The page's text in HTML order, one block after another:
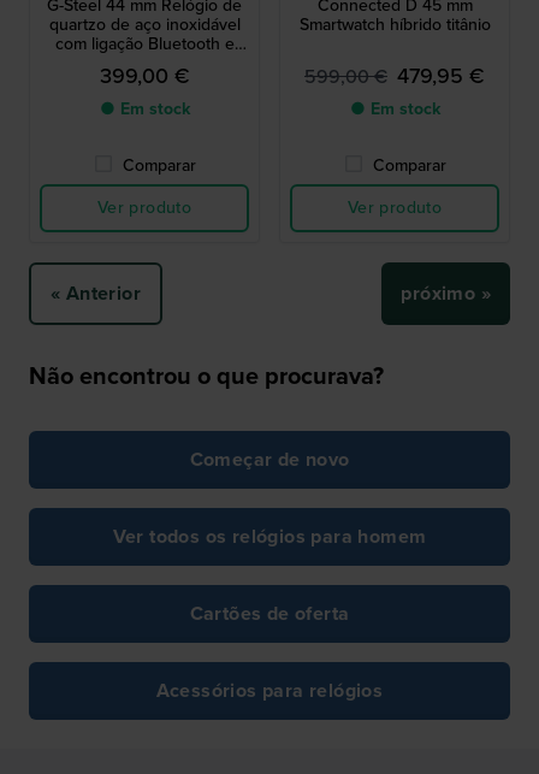
G-Steel 44 mm Relógio de
quartzo de aço inoxidável
com ligação Bluetooth e
alimentado a energia solar
399,00 €
● Em stock
Comparar
Ver produto
Connected D 45 mm
Smartwatch híbrido titânio
599,00 € 479,95 €
● Em stock
Comparar
Ver produto
« Anterior próximo »
Não encontrou o que procurava?
Começar de novo
Ver todos os relógios para homem
Cartões de oferta
Acessórios para relógios